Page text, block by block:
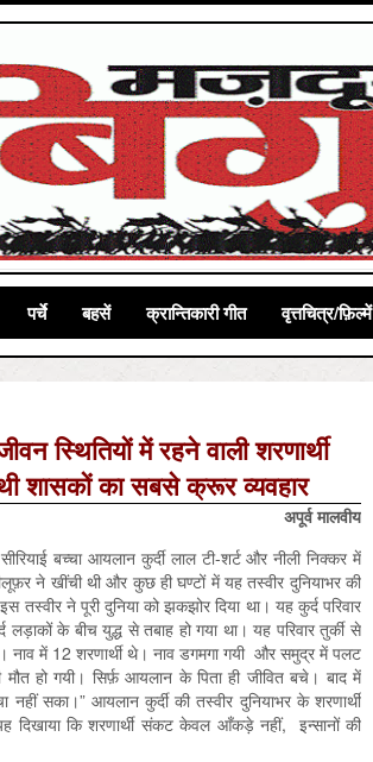
पर्चे बहसें क्रान्तिकारी गीत वृत्तचित्र/फ़िल्में
स्थितियों में रहने वाली शरणार्थी
शासकों का सबसे क्रूर व्यवहार
अपूर्व मालवीय
बच्चा आयलान कुर्दी लाल टी-शर्ट और नीली निक्कर में
ने खींची थी और कुछ ही घण्टों में यह तस्वीर दुनियाभर की
तस्वीर ने पूरी दुनिया को झकझोर दिया था। यह कुर्द परिवार
के बीच युद्ध से तबाह हो गया था। यह परिवार तुर्की से
नाव में 12 शरणार्थी थे। नाव डगमगा गयी और समुद्र में पलट
हो गयी। सिर्फ़ आयलान के पिता ही जीवित बचे। बाद में
सका।” आयलान कुर्दी की तस्वीर दुनियाभर के शरणार्थी
दिखाया कि शरणार्थी संकट केवल आँकड़े नहीं, इन्सानों की